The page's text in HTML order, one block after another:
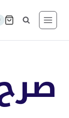
إلى
المحتوى